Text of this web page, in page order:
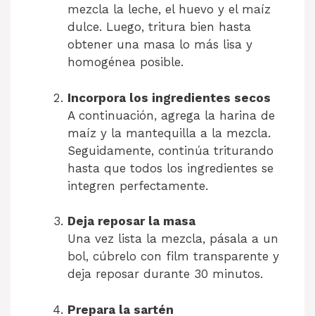
mezcla la leche, el huevo y el maíz
dulce. Luego, tritura bien hasta
obtener una masa lo más lisa y
homogénea posible.
Incorpora los ingredientes secos
A continuación, agrega la harina de
maíz y la mantequilla a la mezcla.
Seguidamente, continúa triturando
hasta que todos los ingredientes se
integren perfectamente.
Deja reposar la masa
Una vez lista la mezcla, pásala a un
bol, cúbrelo con film transparente y
deja reposar durante 30 minutos.
Prepara la sartén